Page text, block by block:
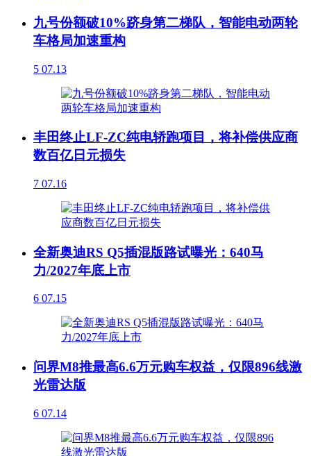
九号份额破10%跻身第二梯队，智能电动两轮
车格局加速重构
5 07.13
丰田终止LF-ZC纯电轿跑项目，将补偿供应商
数百亿日元损失
7 07.16
全新奥迪RS Q5插混版路试曝光：640马
力/2027年底上市
6 07.15
问界M8推最高6.6万元购车权益，仅限896线激
光雷达版
6 07.14